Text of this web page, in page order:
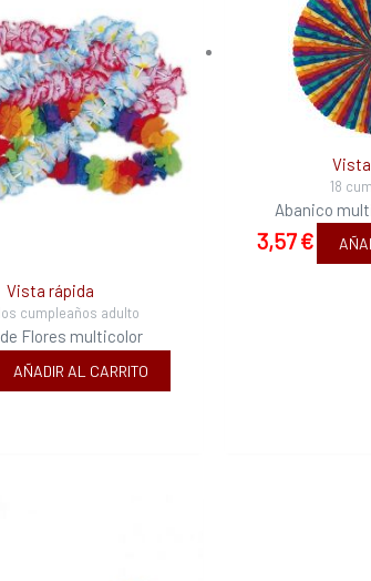
Vista rápida
cumpleaños adulto
Flores multicolor
AÑADIR AL CARRITO
18
Abanico
3,57€